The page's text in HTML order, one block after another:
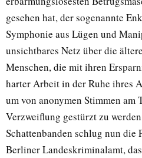
gesehen hat, der sogenannte
Symphonie aus Lügen und
unsichtbares Netz über die
Menschen, die mit ihren
harter Arbeit in der Ruhe ihres
um von anonymen Stimmen am
Verzweiflung gestürzt zu
Schattenbanden schlug nun
Berliner Landeskriminalamt,